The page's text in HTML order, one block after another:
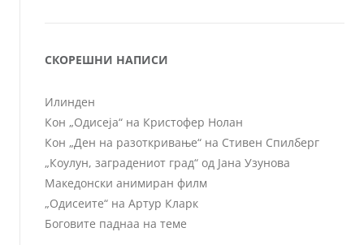
СКОРЕШНИ НАПИСИ
Илинден
Кон „Одисеја“ на Кристофер Нолан
Кон „Ден на разоткривање“ на Стивен Спилберг
„Коулун, заградениот град“ од Јана Узунова
Македонски анимиран филм
„Одисеите“ на Артур Кларк
Боговите паднаа на теме